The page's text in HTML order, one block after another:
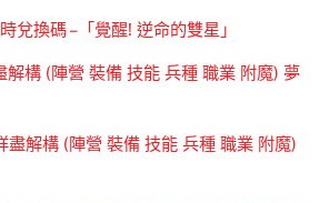
兌換碼 –「覺醒! 逆命的雙星」
解構 (陣營 裝備 技能 兵種 職業 附魔) 夢
盡解構 (陣營 裝備 技能 兵種 職業 附魔)